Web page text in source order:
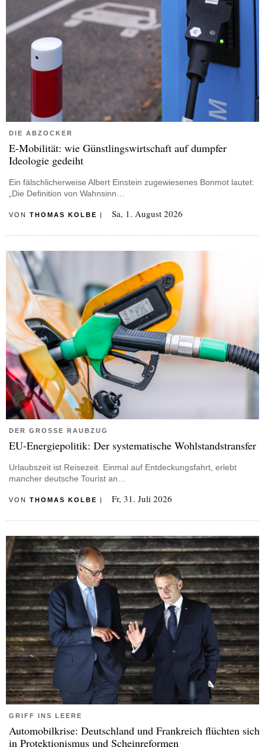
DIE ABZOCKER
E-Mobilität: wie Günstlingswirtschaft auf dumpfer
Ideologie gedeiht
Ein fälschlicherweise Albert Einstein zugewiesenes Bonmot lautet:
„Die Definition von Wahnsinn…
VON THOMAS KOLBE | Sa, 1. August 2026
DER GROSSE RAUBZUG
EU-Energiepolitik: Der systematische Wohlstandstransfer
Urlaubszeit ist Reisezeit. Einmal auf Entdeckungsfahrt, erlebt
mancher deutsche Tourist an…
VON THOMAS KOLBE | Fr, 31. Juli 2026
GRIFF INS LEERE
Automobilkrise: Deutschland und Frankreich flüchten sich
in Protektionismus und Scheinreformen